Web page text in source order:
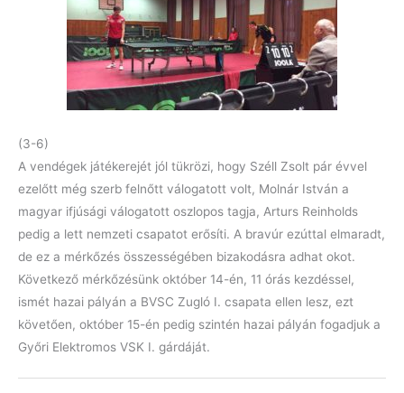
(3-6)
A vendégek játékerejét jól tükrözi, hogy Széll Zsolt pár évvel
ezelőtt még szerb felnőtt válogatott volt, Molnár István a
magyar ifjúsági válogatott oszlopos tagja, Arturs Reinholds
pedig a lett nemzeti csapatot erősíti. A bravúr ezúttal elmaradt,
de ez a mérkőzés összességében bizakodásra adhat okot.
Következő mérkőzésünk október 14-én, 11 órás kezdéssel,
ismét hazai pályán a BVSC Zugló I. csapata ellen lesz, ezt
követően, október 15-én pedig szintén hazai pályán fogadjuk a
Győri Elektromos VSK I. gárdáját.